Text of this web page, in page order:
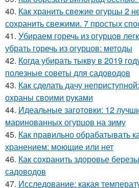
40. Как хранить свежие огурцы 2
сохранить свежими. 7 простых
41. Убираем горечь из огурцов
убрать горечь из огурцов: методы
42. Когда убирать тыкву в 2019
полезные советы для садоводов
43. Как сделать дачу
охраны своими руками
44. Идеальные заготовки: 12
маринованных огурцов на зиму
45. Как правильно обрабатывать
хранением: моющие или нет
46. Как сохранить здоровье
садоводов
47. Исследование: какая